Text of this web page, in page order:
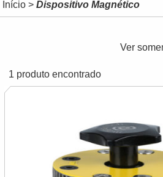
Início> Dispositivo Magnético
Ver
1 produto encontrado